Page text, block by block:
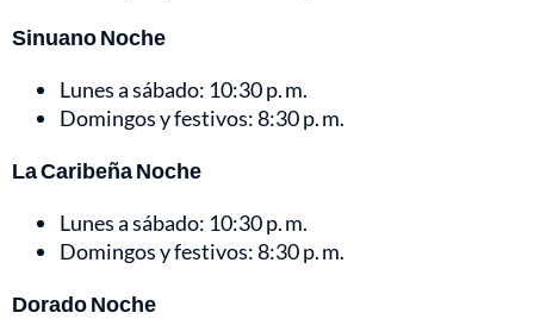
Sinuano Noche
Lunes a sábado: 10:30 p. m.
Domingos y festivos: 8:30 p. m.
La Caribeña Noche
Lunes a sábado: 10:30 p. m.
Domingos y festivos: 8:30 p. m.
Dorado Noche